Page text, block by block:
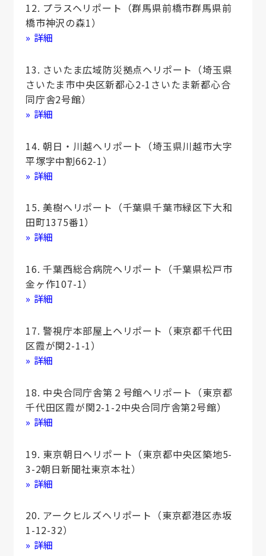
12. プラスヘリポート（群馬県前橋市群馬県前
橋市神沢の森1）
» 詳細
13. さいたま広域防災拠点ヘリポート（埼玉県
さいたま市中央区新都心2-1さいたま新都心合
同庁舎2号館）
» 詳細
14. 朝日・川越へリポート（埼玉県川越市大字
平塚字中割662-1）
» 詳細
15. 美樹へリポート（千葉県千葉市緑区下大和
田町1375番1）
» 詳細
16. 千葉西総合病院ヘリポート（千葉県松戸市
金ヶ作107-1）
» 詳細
17. 警視庁本部屋上ヘリポート（東京都千代田
区霞が関2-1-1）
» 詳細
18. 中央合同庁舎第２号館ヘリポート（東京都
千代田区霞が関2-1-2中央合同庁舎第2号館）
» 詳細
19. 東京朝日ヘリポート（東京都中央区築地5-
3-2朝日新聞社東京本社）
» 詳細
20. アークヒルズヘリポート（東京都港区赤坂
1-12-32）
» 詳細